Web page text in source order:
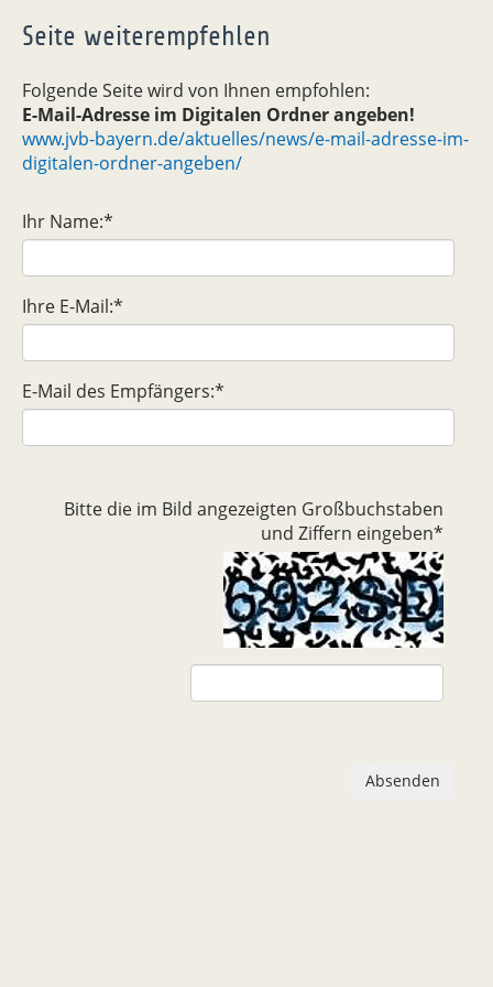
Seite weiterempfehlen
Folgende Seite wird von Ihnen empfohlen:
E-Mail-Adresse im Digitalen Ordner angeben!
www.jvb-bayern.de/aktuelles/news/e-mail-adresse-im-
digitalen-ordner-angeben/
Ihr Name:*
Ihre E-Mail:*
E-Mail des Empfängers:*
Bitte die im Bild angezeigten Großbuchstaben
und Ziffern eingeben*
Absenden